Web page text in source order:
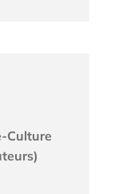
Culture